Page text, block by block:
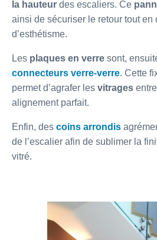
la hauteur des escaliers. Ce
ainsi de sécuriser le retour tout en
d’esthétisme.
Les plaques en verre sont,
connecteurs verre-verre. Cette
permet d’agrafer les vitrages
alignement parfait.
Enfin, des coins arrondis
de l’escalier afin de sublimer la
vitré.